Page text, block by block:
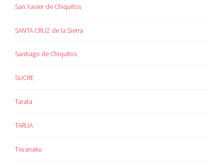
San Xavier de Chiquitos
SANTA CRUZ de la Sierra
Santiago de Chiquitos
SUCRE
Tarata
TARIJA
Tiwanaku